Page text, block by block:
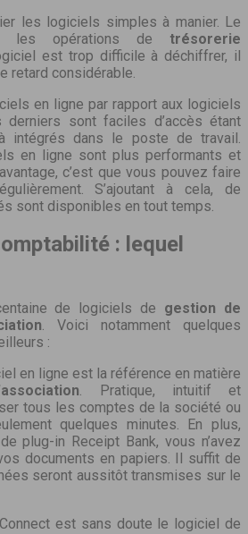
les logiciels simples à manier. Le
les opérations de trésorerie
est trop difficile à déchiffrer, il
retard considérable.
en ligne par rapport aux logiciels
sont faciles d’accès étant
intégrés dans le poste de travail.
en ligne sont plus performants et
c’est que vous pouvez faire
S’ajoutant à cela, de
sont disponibles en tout temps.
: lequel
de logiciels de gestion de
. Voici notamment quelques
:
en ligne est la référence en matière
. Pratique, intuitif et
tous les comptes de la société ou
quelques minutes. En plus,
plug-in Receipt Bank, vous n’avez
documents en papiers. Il suffit de
seront aussitôt transmises sur le
est sans doute le logiciel de